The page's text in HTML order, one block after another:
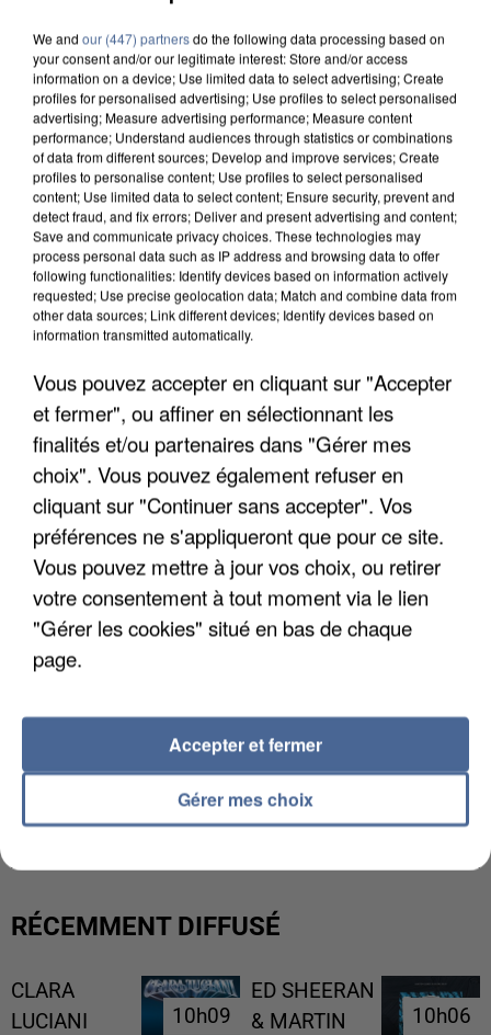
DE FAUNE SAUVAGE SONT...
MAFIA INTERPELLÉ EN ALGÉRIE
RÉCEMMENT DIFFUSÉ
CLARA
LUCIANI
10h09
10h09
ED SHEERAN
& MARTIN
10h06
10h06
We and our (447) partnersdo the following data processing based on
your consent and/or our legitimate interest: Store and/or access
information on a device; Use limited data to select advertising; Create
profiles for personalised advertising; Use profiles to select personalised
advertising; Measure advertising performance; Measure content
performance; Understand audiences through statistics or combinations
of data from different sources; Develop and improve services; Create
profiles to personalise content; Use profiles to select personalised
content; Use limited data to select content; Ensure security, prevent and
detect fraud, and fix errors; Deliver and present advertising and content;
Save and communicate privacy choices. These technologies may
process personal data such as IP address and browsing data to offer
following functionalities: Identify devices based on information actively
requested; Use precise geolocation data; Match and combine data from
other data sources; Link different devices; Identify devices based on
information transmitted automatically.
Vous pouvez accepter en cliquant sur "Accepter
et fermer", ou affiner en sélectionnant les
finalités et/ou partenaires dans "Gérer mes
choix". Vous pouvez également refuser en
cliquant sur "Continuer sans accepter". Vos
préférences ne s'appliqueront que pour ce site.
Vous pouvez mettre à jour vos choix, ou retirer
votre consentement à tout moment via le lien
"Gérer les cookies" situé en bas de chaque
page.
Gérer mes choix
Accepter et fermer